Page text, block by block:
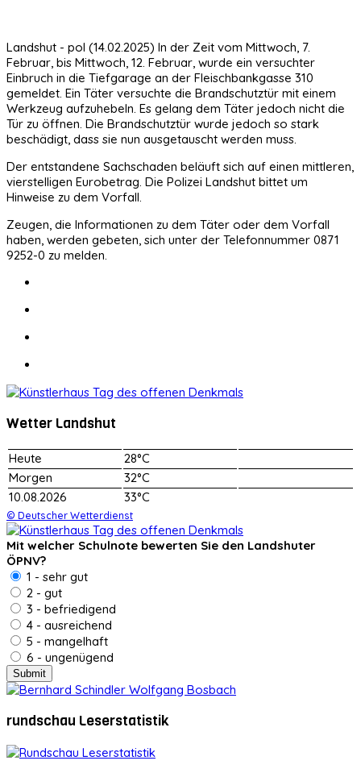
Landshut - pol (14.02.2025) In der Zeit vom Mittwoch, 7.
Februar, bis Mittwoch, 12. Februar, wurde ein versuchter
Einbruch in die Tiefgarage an der Fleischbankgasse 310
gemeldet. Ein Täter versuchte die Brandschutztür mit einem
Werkzeug aufzuhebeln. Es gelang dem Täter jedoch nicht die
Tür zu öffnen. Die Brandschutztür wurde jedoch so stark
beschädigt, dass sie nun ausgetauscht werden muss.
Der entstandene Sachschaden beläuft sich auf einen mittleren,
vierstelligen Eurobetrag. Die Polizei Landshut bittet um
Hinweise zu dem Vorfall.
Zeugen, die Informationen zu dem Täter oder dem Vorfall
haben, werden gebeten, sich unter der Telefonnummer 0871
9252-0 zu melden.
Wetter Landshut
Heute
28°C
Morgen
32°C
10.08.2026
33°C
© Deutscher Wetterdienst
Mit welcher Schulnote bewerten Sie den Landshuter
ÖPNV?
1 - sehr gut
2 - gut
3 - befriedigend
4 - ausreichend
5 - mangelhaft
6 - ungenügend
rundschau Leserstatistik